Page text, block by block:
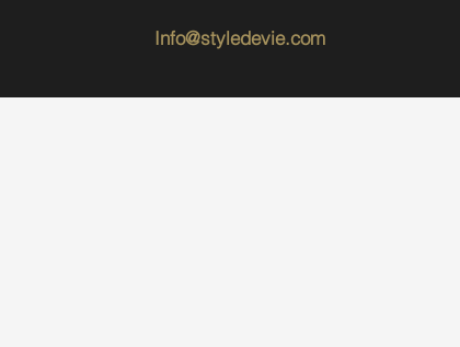
Info@styledevie.com